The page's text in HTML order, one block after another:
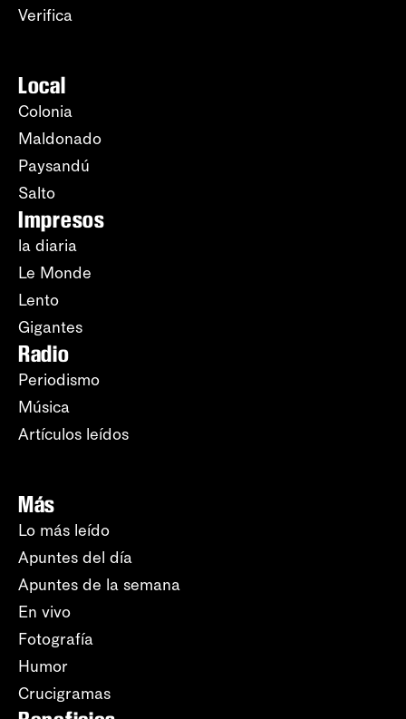
Verifica
Local
Colonia
Maldonado
Paysandú
Salto
Impresos
la diaria
Le Monde
Lento
Gigantes
Radio
Periodismo
Música
Artículos leídos
Más
Lo más leído
Apuntes del día
Apuntes de la semana
En vivo
Fotografía
Humor
Crucigramas